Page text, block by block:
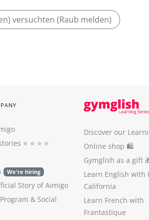
versuchten (Raub melden)
⭐️ ⭐️ ⭐️ ⭐️
We're hiring
Story of Aimigo
& Social
Discover our
Online shop 🛍
Gymglish as a gift
Learn English with
California
Learn French with
Frantastique